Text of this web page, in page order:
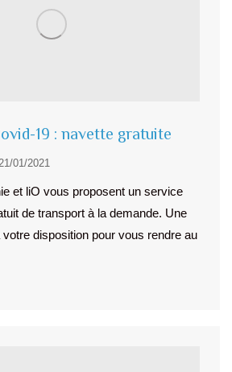
19 : navette gratuite
21/01/2021
et liO vous proposent un service
de transport à la demande. Une
disposition pour vous rendre au